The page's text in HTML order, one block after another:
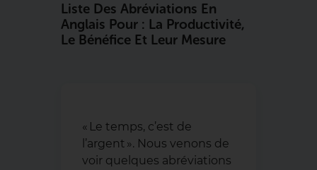
Liste Des Abréviations En
Anglais Pour : La Productivité,
Le Bénéfice Et Leur Mesure
« Le temps, c’est de
l’argent ». Nous venons de
voir quelques abréviations